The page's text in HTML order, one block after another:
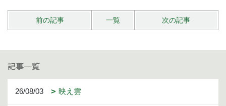
前の記事 一覧 次の記事
記事一覧
26/08/03 映え雲